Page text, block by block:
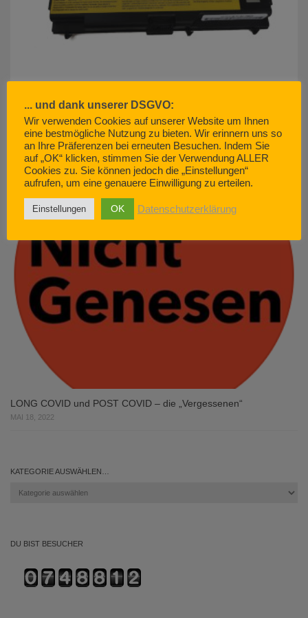
akku500.de (EMCOM GmbH) – so geht Kundenservice. Nicht.
JUNI 29, 2022
LONG COVID und POST COVID – die „Vergessenen“
MAI 18, 2022
KATEGORIE AUSWÄHLEN…
DU BIST BESUCHER
... und dank unserer DSGVO:
Wir verwenden Cookies auf unserer Website um Ihnen
eine bestmögliche Nutzung zu bieten. Wir erinnern uns so
an Ihre Präferenzen bei erneuten Besuchen. Indem Sie
auf „OK“ klicken, stimmen Sie der Verwendung ALLER
Cookies zu. Sie können jedoch die „Einstellungen“
aufrufen, um eine genauere Einwilligung zu erteilen.
Einstellungen OK Datenschutzerklärung